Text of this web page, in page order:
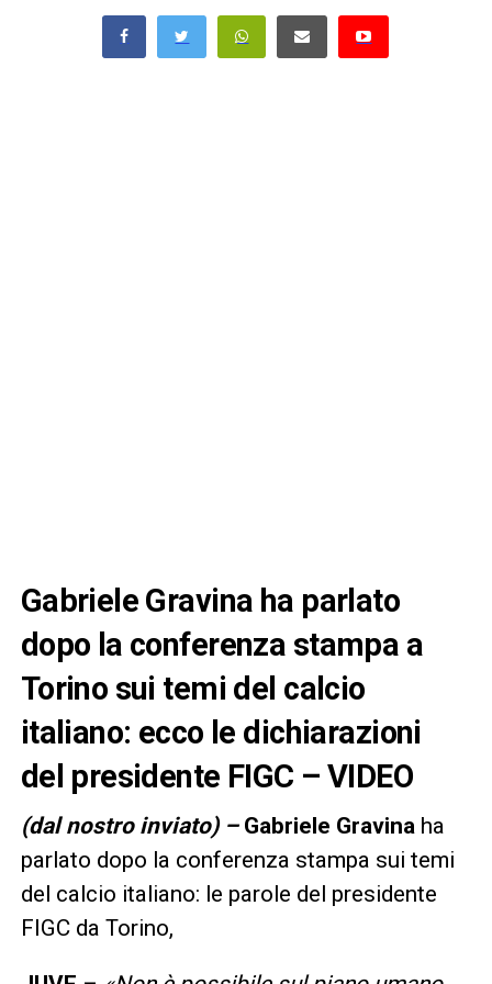
Gabriele Gravina ha parlato
dopo la conferenza stampa a
Torino sui temi del calcio
italiano: ecco le dichiarazioni
del presidente FIGC – VIDEO
(dal nostro inviato) – Gabriele Gravina ha
parlato dopo la conferenza stampa sui temi
del calcio italiano: le parole del presidente
FIGC da Torino,